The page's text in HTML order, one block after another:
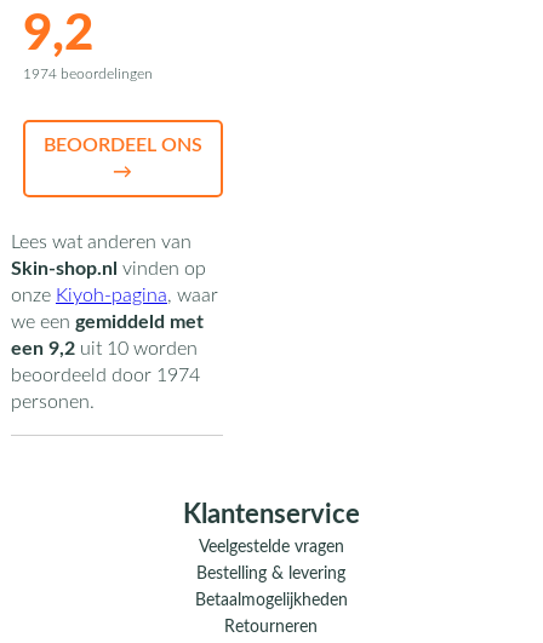
9,2
1974 beoordelingen
BEOORDEEL ONS
→
Lees wat anderen van
Skin-shop.nl vinden op
onze Kiyoh-pagina, waar
we een gemiddeld met
een 9,2uit 10worden
beoordeeld door 1974
personen.
Klantenservice
Veelgestelde vragen
Bestelling & levering
Betaalmogelijkheden
Retourneren